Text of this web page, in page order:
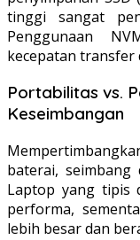
tinggi sangat
Penggunaan
kecepatan transfer
Portabilitas vs.
Keseimbangan
baterai,
Laptop yang tipis
performa,
lebih besar dan